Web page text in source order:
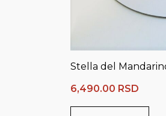
Stella del
6,490.00 RSD